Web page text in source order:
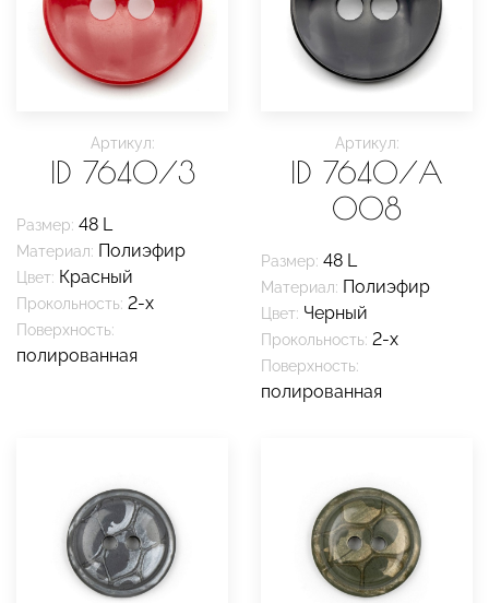
Артикул:
ID 7640/3
Размер: 48 L
Материал: Полиэфир
Цвет: Красный
Прокольность: 2-х
Поверхность:
полированная
Артикул:
ID 7640/A
008
Размер: 48 L
Материал: Полиэфир
Цвет: Черный
Прокольность: 2-х
Поверхность:
полированная